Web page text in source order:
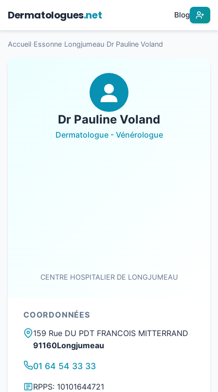
Dermatologues.net Blog
Accueil Essonne Longjumeau Dr Pauline Voland
Dr Pauline Voland
Dermatologue - Vénérologue
CENTRE HOSPITALIER DE LONGJUMEAU
COORDONNÉES
159 Rue DU PDT FRANCOIS MITTERRAND
91160Longjumeau
01 64 54 33 33
RPPS: 10101644721